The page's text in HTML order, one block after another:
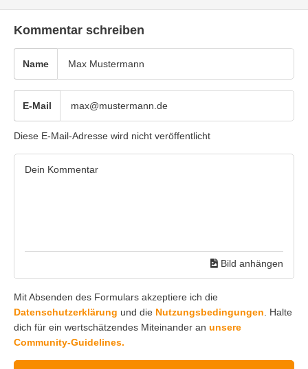
Kommentar schreiben
Name
E-Mail
Diese E-Mail-Adresse wird nicht veröffentlicht
Bild anhängen
Mit Absenden des Formulars akzeptiere ich die
Datenschutzerklärung und die Nutzungsbedingungen . Halte
dich für ein wertschätzendes Miteinander an unsere
Community-Guidelines.